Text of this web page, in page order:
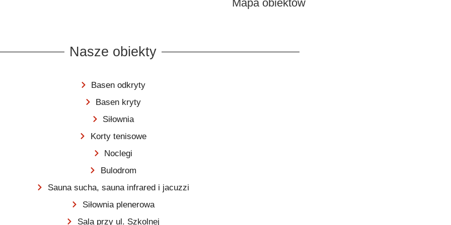
Mapa obiektów
Nasze obiekty
Basen odkryty
Basen kryty
Siłownia
Korty tenisowe
Noclegi
Bulodrom
Sauna sucha, sauna infrared i jacuzzi
Siłownia plenerowa
Sala przy ul. Szkolnej